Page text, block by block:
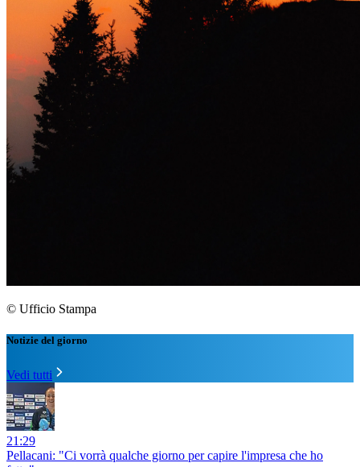
© Ufficio Stampa
Notizie del giorno
Vedi tutti
21:29
Pellacani: "Ci vorrà qualche giorno per capire l'impresa che ho